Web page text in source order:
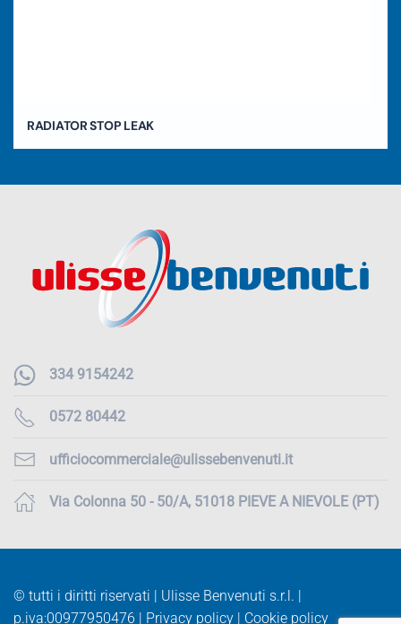
RADIATOR STOP LEAK
334 9154242
0572 80442
ufficiocommerciale@ulissebenvenuti.it
Via Colonna 50 - 50/A, 51018 PIEVE A NIEVOLE (PT)
© tutti i diritti riservati | Ulisse Benvenuti s.r.l. |
p.iva:00977950476 | Privacy policy Cookie policy